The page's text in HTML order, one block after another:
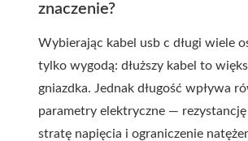
znaczenie?
Wybierając kabel usb c długi wiele
tylko wygodą: dłuższy kabel to
gniazdka. Jednak długość wpływa
parametry elektryczne —
stratę napięcia i ograniczenie